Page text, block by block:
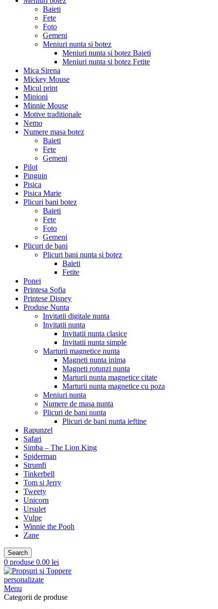
Baieti
Fete
Foto
Gemeni
Meniuri nunta si botez
Meniuri nunta si botez Baieti
Meniuri nunta si botez Fetite
Mica Sirena
Mickey Mouse
Micul print
Minioni
Minnie Mouse
Motive traditionale
Nemo
Numere masa botez
Baieti
Fete
Gemeni
Pilot
Pinguin
Pisica
Pisica Marie
Plicuri bani botez
Baieti
Fete
Foto
Gemeni
Plicuri de bani
Plicuri bani nunta si botez
Baieti
Fetite
Ponei
Printesa Sofia
Printese Disney
Produse Nunta
Invitatii digitale nunta
Invitatii nunta
Invitatii nunta clasice
Invitatii nunta simple
Marturii magnetice nunta
Magneti nunta inima
Magneti rotunzi nunta
Marturii nunta magnetice citate
Marturii nunta magnetice cu poza
Meniuri nunta
Numere de masa nunta
Plicuri de bani nunta
Plicuri de bani nunta ieftine
Rapunzel
Safari
Simba – The Lion King
Spiderman
Strumfi
Tinkerbell
Tom si Jerry
Tweety
Unicorn
Ursulet
Vulpe
Winnie the Pooh
Zane
Search
0 produse 0.00 lei
Menu
Categorii de produse